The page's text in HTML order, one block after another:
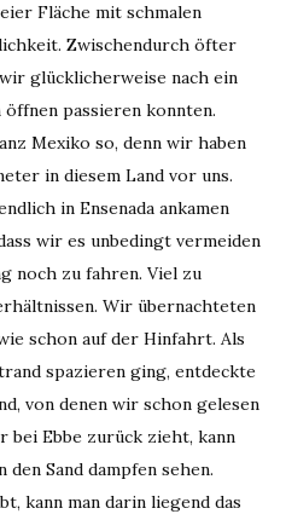
Fläche mit schmalen
Zwischendurch öfter
glücklicherweise nach ein
passieren konnten.
Mexiko so, denn wir haben
in diesem Land vor uns.
in Ensenada ankamen
wir es unbedingt vermeiden
noch zu fahren. Viel zu
Wir übernachteten
schon auf der Hinfahrt. Als
spazieren ging, entdeckte
von denen wir schon gelesen
bei Ebbe zurück zieht, kann
den Sand dampfen sehen.
kann man darin liegend das